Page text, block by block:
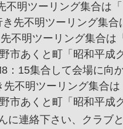
不明ツーリング集合は
先不明ツーリング集
不明ツーリング集合は
市あくと町「昭和平
：15集合して会場に向
不明ツーリング集合
市あくと町「昭和平
に連絡下さい、クラブ